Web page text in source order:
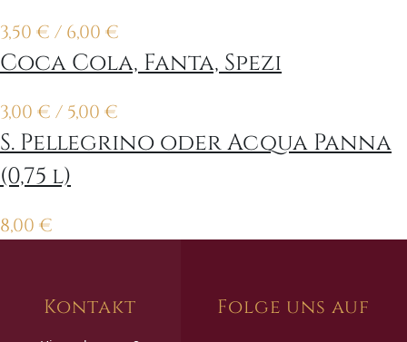
3,50 € / 6,00 €
Coca Cola, Fanta, Spezi
3,00 € / 5,00 €
S. Pellegrino oder Acqua Panna
(0,75 l)
8,00 €
Kontakt Folge uns auf